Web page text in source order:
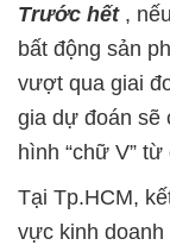
Trước hết ,
bất động sản
vượt qua giai
gia dự đoán sẽ
hình “chữ V”
Tại Tp.HCM,
vực kinh doanh